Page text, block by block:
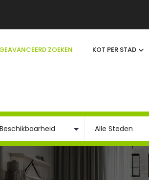
GEAVANCEERD ZOEKEN KOT PER STAD